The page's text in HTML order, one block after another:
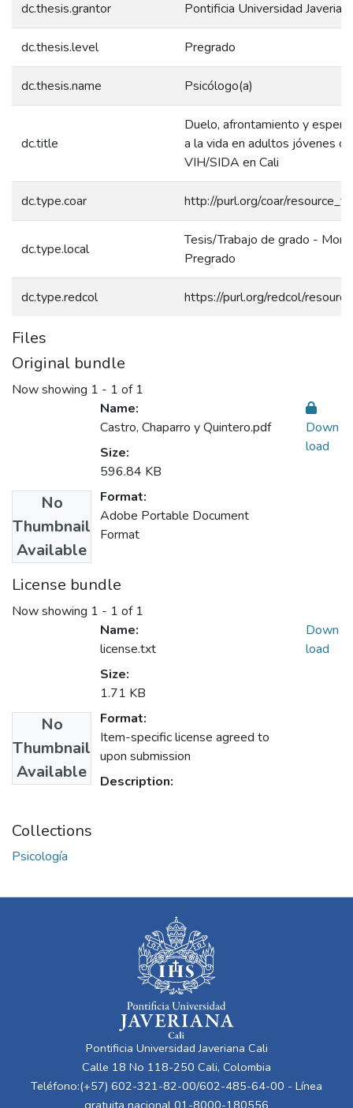
dc.thesis.grantor Pontificia Universidad
dc.thesis.level Pregrado
dc.thesis.name Psicólogo(a)
dc.title
Duelo, afrontamiento y
a la vida en adultos jóvenes
VIH/SIDA en Cali
dc.type.coar http://purl.org/coar/
dc.type.local
Tesis/Trabajo de grado -
Pregrado
dc.type.redcol https://purl.org/redcol/
Files
Original bundle
Now showing 1 - 1 of 1
No
Thumbnail
Available
Name:
Castro, Chaparro y Quintero.pdf
Size:
596.84 KB
Format:
Adobe Portable Document
Format
Down
load
License bundle
Now showing 1 - 1 of 1
No
Thumbnail
Available
Name:
license.txt
Size:
1.71 KB
Format:
Item-specific license agreed to
upon submission
Description:
Down
load
Collections
Psicología
Pontificia Universidad Javeriana Cali
Calle 18 No 118-250 Cali, Colombia
Teléfono:(+57) 602-321-82-00/602-485-64-00 - Línea